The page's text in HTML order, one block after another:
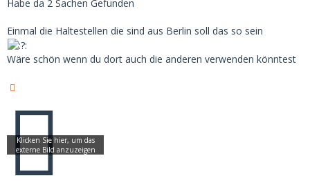
Habe da 2 Sachen Gefunden
Einmal die Haltestellen die sind aus Berlin soll das so sein
Wäre schön wenn du dort auch die anderen verwenden könntest